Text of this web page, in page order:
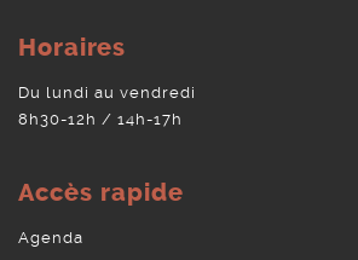
Horaires
Du lundi au vendredi
8h30-12h / 14h-17h
Accès rapide
Agenda